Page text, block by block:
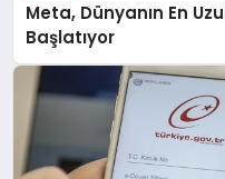
Meta, Dünyanın En
Başlatıyor